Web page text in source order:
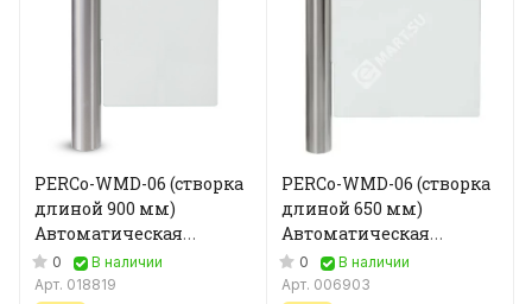
PERCo-WMD-06 (cтворка
длиной 900 мм)
Автоматическая
калитка
0
В наличии
Арт. 018819
PERCo-WMD-06 (cтворка
длиной 650 мм)
Автоматическая
калитка
0
В наличии
Арт. 006903